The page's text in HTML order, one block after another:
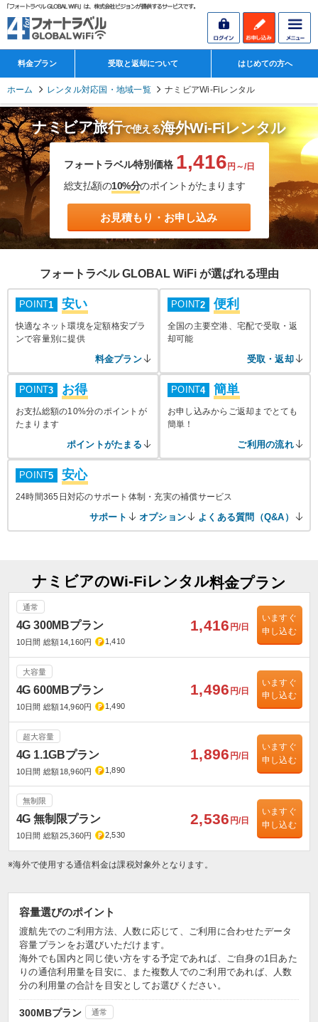
料金プラン 受取と返却について はじめての方へ
ホーム レンタル対応国・地域一覧 ナミビアWi-Fiレンタル
ナミビア旅行で使える海外Wi-Fiレンタル
フォートラベル特別価格 1,416円～/日
総支払額の10%分のポイントがたまります
お見積もり・お申し込み
フォートラベル GLOBAL WiFi が選ばれる理由
POINT1 安い
快適なネット環境を定額格安プラ
ンで容量別に提供
料金プラン
POINT2 便利
全国の主要空港、宅配で受取・返
却可能
受取・返却
POINT3 お得
お支払総額の10%分のポイントが
たまります
ポイントがたまる
POINT4 簡単
お申し込みからご返却までとても
簡単！
ご利用の流れ
POINT5 安心
24時間365日対応のサポート体制・充実の補償サービス
サポート オプション よくある質問（Q&A）
ナミビアのWi-Fiレンタル料金プラン
通常
4G 300MBプラン
10日間 総額14,160円 1,410
1,416 円/日
いますぐ
申し込む
大容量
4G 600MBプラン
10日間 総額14,960円 1,490
1,496 円/日
いますぐ
申し込む
超大容量
4G 1.1GBプラン
10日間 総額18,960円 1,890
1,896 円/日
いますぐ
申し込む
無制限
4G 無制限プラン
10日間 総額25,360円 2,530
2,536 円/日
いますぐ
申し込む
※海外で使用する通信料金は課税対象外となります。
容量選びのポイント
渡航先でのご利用方法、人数に応じて、ご利用に合わせたデータ
容量プランをお選びいただけます。
海外でも国内と同じ使い方をする予定であれば、ご自身の1日あた
りの通信利用量を目安に、また複数人でのご利用であれば、人数
分の利用量の合計を目安としてお選びください。
300MBプラン 通常